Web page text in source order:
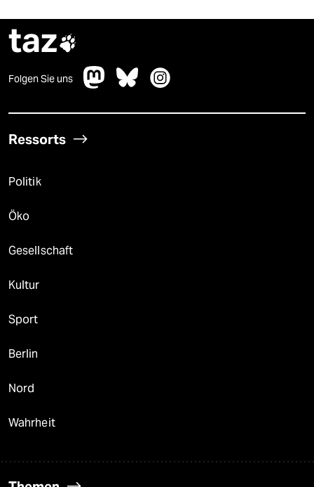
taz
Folgen Sie uns
Ressorts
Politik
Öko
Gesellschaft
Kultur
Sport
Berlin
Nord
Wahrheit